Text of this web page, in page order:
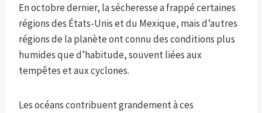
En octobre dernier, la sécheresse a frappé certaines
régions des États-Unis et du Mexique, mais d’autres
régions de la planète ont connu des conditions plus
humides que d’habitude, souvent liées aux
tempêtes et aux cyclones.
Les océans contribuent grandement à ces